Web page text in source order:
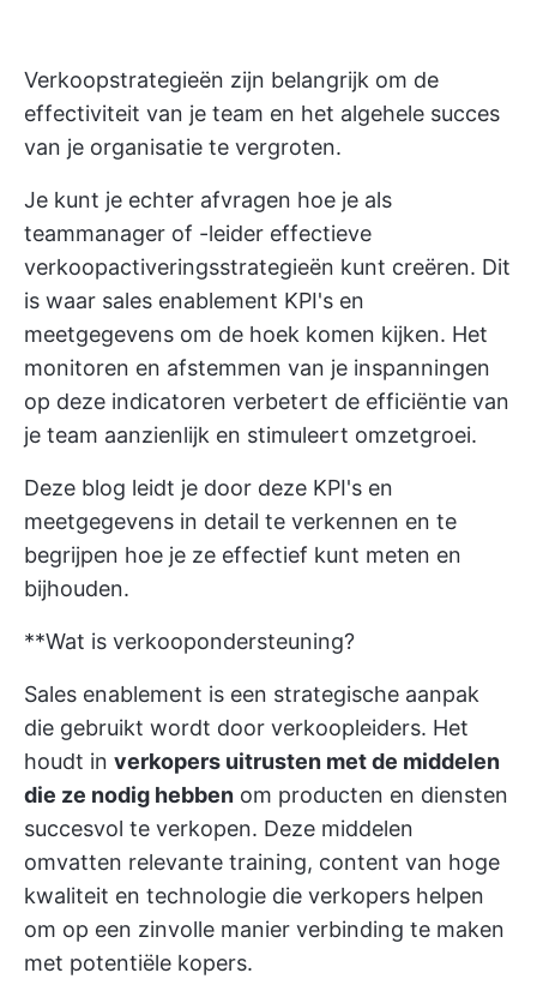
Verkoopstrategieën zijn belangrijk om de
effectiviteit van je team en het algehele succes
van je organisatie te vergroten.
Je kunt je echter afvragen hoe je als
teammanager of -leider effectieve
verkoopactiveringsstrategieën kunt creëren. Dit
is waar sales enablement KPI's en
meetgegevens om de hoek komen kijken. Het
monitoren en afstemmen van je inspanningen
op deze indicatoren verbetert de efficiëntie van
je team aanzienlijk en stimuleert omzetgroei.
Deze blog leidt je door deze KPI's en
meetgegevens in detail te verkennen en te
begrijpen hoe je ze effectief kunt meten en
bijhouden.
**Wat is verkoopondersteuning?
Sales enablement is een strategische aanpak
die gebruikt wordt door verkoopleiders. Het
houdt in verkopers uitrusten met de middelen
die ze nodig hebben om producten en diensten
succesvol te verkopen. Deze middelen
omvatten relevante training, content van hoge
kwaliteit en technologie die verkopers helpen
om op een zinvolle manier verbinding te maken
met potentiële kopers.